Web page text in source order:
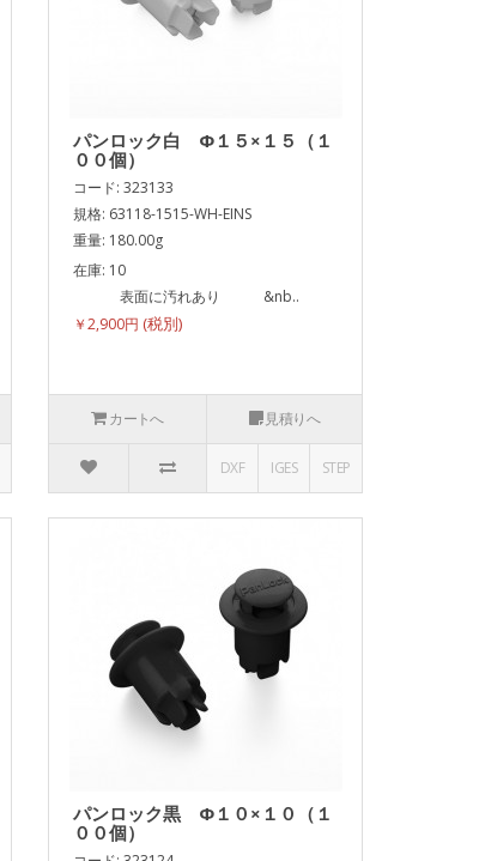
パンロック白 Φ１５×１５（１
００個）
コード: 323133
規格: 63118-1515-WH-EINS
重量: 180.00g
在庫: 10
表面に汚れあり &nb..
￥2,900円
カートへ 見積りへ
DXF IGES STEP
パンロック黒 Φ１０×１０（１
００個）